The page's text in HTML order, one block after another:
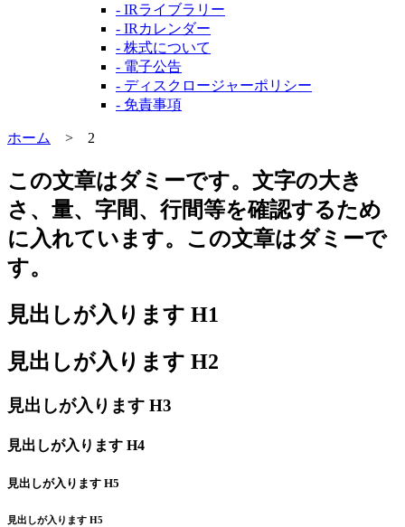
- IRライブラリー
- IRカレンダー
- 株式について
- 電子公告
- ディスクロージャーポリシー
- 免責事項
ホーム > 2
この文章はダミーです。文字の大き
さ、量、字間、行間等を確認するため
に入れています。この文章はダミーで
す。
見出しが入ります H1
見出しが入ります H2
見出しが入ります H3
見出しが入ります H4
見出しが入ります H5
見出しが入ります H5